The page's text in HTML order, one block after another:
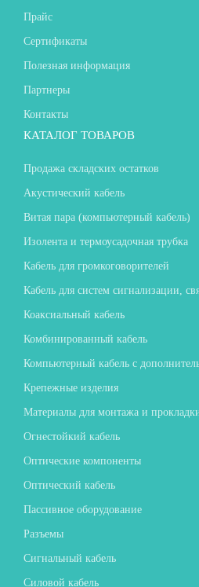
Прайс
Сертификаты
Полезная информация
Партнеры
Контакты
КАТАЛОГ ТОВАРОВ
Продажа складских остатков
Акустический кабель
Витая пара (компьютерный кабель)
Изолента и термоусадочная трубка
Кабель для громкоговорителей
Кабель для систем сигнализации,
Коаксиальный кабель
Комбинированный кабель
Компьютерный кабель с
Крепежные изделия
Материалы для монтажа и
Огнестойкий кабель
Оптические компоненты
Оптический кабель
Пассивное оборудование
Разъемы
Сигнальный кабель
Силовой кабель